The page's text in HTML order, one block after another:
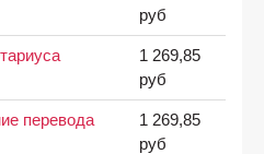
руб
1 269,85
руб
перевода
1 269,85
руб